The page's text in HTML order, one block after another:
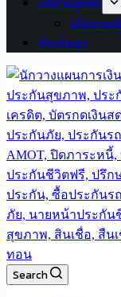
นโยบาย
ติดต่อเรา
Search